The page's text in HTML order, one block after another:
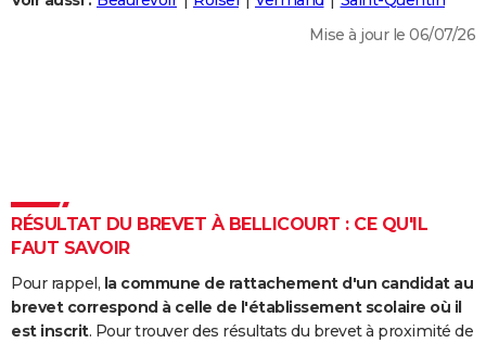
DICTIONNAIRE
Dictionnaire
Biographies
Citations
Expressions
Proverbes
PROGRAMME TV
COPAINS D'AVANT
S'inscrire
Se connecter
Lycées
Collèges
Primaires
Universités
Entreprises
Service militaire
Avis de recherche
AVIS DE DÉCÈS
Mise à jour le 06/07/26
RÉSULTAT DU BREVET À BELLICOURT : CE QU'IL
FAUT SAVOIR
Pour rappel, la commune de rattachement d'un candidat au
brevet correspond à celle de l'établissement scolaire où il
est inscrit. Pour trouver des résultats du brevet à proximité de